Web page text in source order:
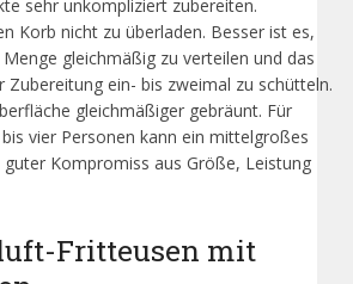
sehr unkompliziert zubereiten.
Korb nicht zu überladen. Besser ist es,
gleichmäßig zu verteilen und das
Zubereitung ein- bis zweimal zu schütteln.
gleichmäßiger gebräunt. Für
vier Personen kann ein mittelgroßes
guter Kompromiss aus Größe, Leistung
Fritteusen mit